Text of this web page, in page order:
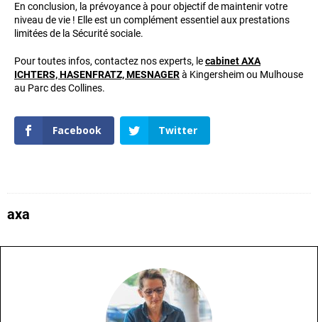
En conclusion, la prévoyance à pour objectif de maintenir votre
niveau de vie ! Elle est un complément essentiel aux prestations
limitées de la Sécurité sociale.
Pour toutes infos, contactez nos experts, lecabinet AXA
ICHTERS, HASENFRATZ, MESNAGERà Kingersheim ou Mulhouse
au Parc des Collines.
Facebook Twitter
axa